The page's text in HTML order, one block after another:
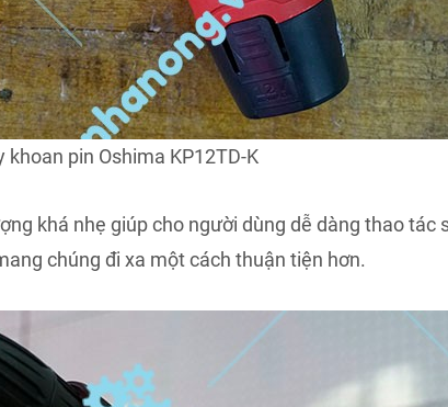
khoan pin Oshima KP12TD-K
khá nhẹ giúp cho người dùng dễ dàng thao tác
chúng đi xa một cách thuận tiện hơn.